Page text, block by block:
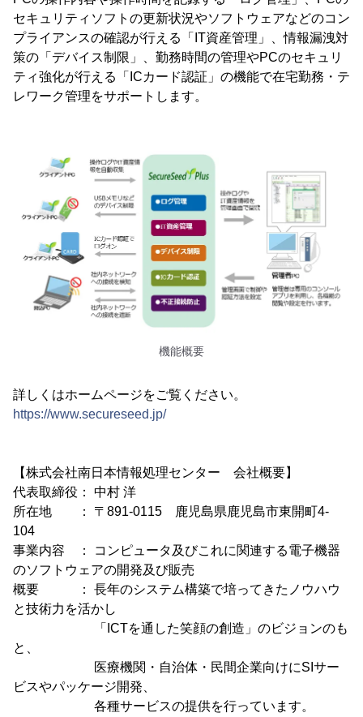
セキュリティソフトの更新状況やソフトウェアなどのコン
プライアンスの確認が行える「IT資産管理」、情報漏洩対
策の「デバイス制限」、勤務時間の管理やPCのセキュリ
ティ強化が行える「ICカード認証」の機能で在宅勤務・テ
レワーク管理をサポートします。
機能概要
詳しくはホームページをご覧ください。
https://www.secureseed.jp/
【株式会社南日本情報処理センター 会社概要】
代表取締役： 中村 洋
所在地 ： 〒891-0115 鹿児島県鹿児島市東開町4-
104
事業内容 ： コンピュータ及びこれに関連する電子機器
のソフトウェアの開発及び販売
概要 ： 長年のシステム構築で培ってきたノウハウ
と技術力を活かし
「ICTを通した笑顔の創造」のビジョンのも
と、
医療機関・自治体・民間企業向けにSIサー
ビスやパッケージ開発、
各種サービスの提供を行っています。